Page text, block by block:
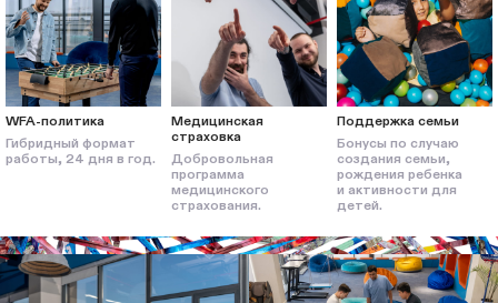
WFA-политика
Гибридный формат
работы, 24 дня в год.
Медицинская
страховка
Добровольная
программа
медицинского
страхования.
Поддержка семьи
Бонусы по случаю
создания семьи,
рождения ребенка
и активности для
детей.